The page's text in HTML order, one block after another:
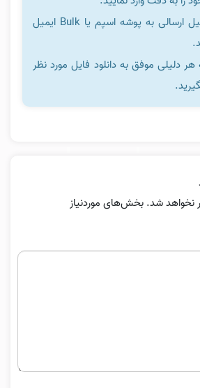
ممکن است ایمیل ارسالی به پوشه اسپم یا Bulk ایمیل
دلیلی موفق به دانلود فایل مورد نظر
نخواهد شد. بخش‌های موردنیاز